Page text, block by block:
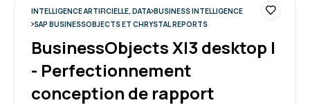
INTELLIGENCE ARTIFICIELLE, DATA BUSINESS INTELLIGENCE
SAP BUSINESSOBJECTS ET CHRYSTAL REPORTS
BusinessObjects XI3 desktop I
- Perfectionnement
conception de rapport